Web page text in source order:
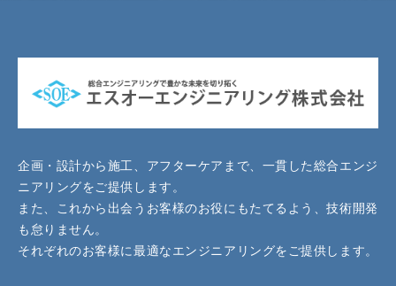
企画・設計から施工、アフターケアまで、一貫した総合エンジ
ニアリングをご提供します。
また、これから出会うお客様のお役にもたてるよう、技術開発
も怠りません。
それぞれのお客様に最適なエンジニアリングをご提供します。